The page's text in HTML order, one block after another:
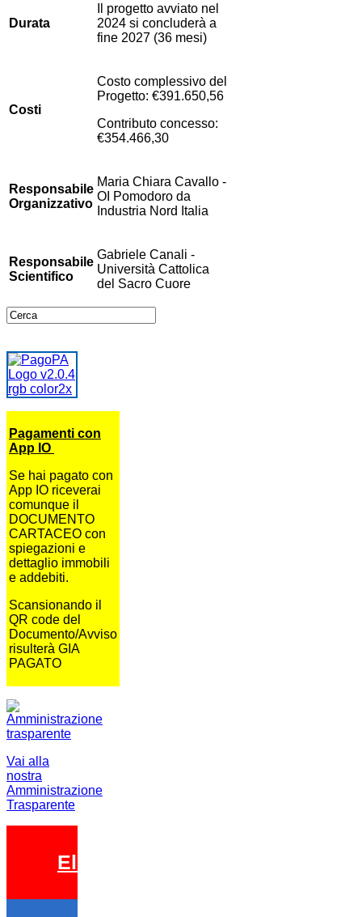
Durata
Il progetto avviato nel
2024 si concluderà a
fine 2027 (36 mesi)
Costi
Costo complessivo del
Progetto: €391.650,56
Contributo concesso:
€354.466,30
Responsabile
Organizzativo
Maria Chiara Cavallo -
OI Pomodoro da
Industria Nord Italia
Responsabile
Scientifico
Gabriele Canali -
Università Cattolica
del Sacro Cuore
Pagamenti con
App IO
Se hai pagato con
App IO riceverai
comunque il
DOCUMENTO
CARTACEO con
spiegazioni e
dettaglio immobili
e addebiti.
Scansionando il
QR code del
Documento/Avviso
risulterà GIA
PAGATO
Vai alla
nostra
Amministrazione
Trasparente
Elezioni 2026